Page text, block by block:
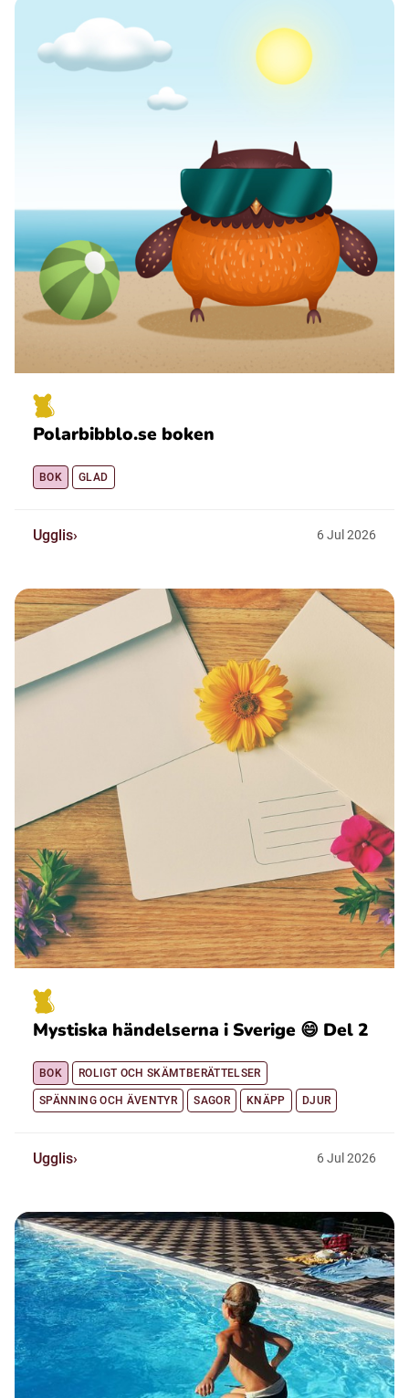
Polarbibblo.se boken
BOK GLAD
Ugglis 6Jul 2026
Mystiska händelserna i Sverige 😄 Del 2
BOK ROLIGT OCH SKÄMTBERÄTTELSER
SPÄNNING OCH ÄVENTYR SAGOR KNÄPP DJUR
Ugglis 6Jul 2026